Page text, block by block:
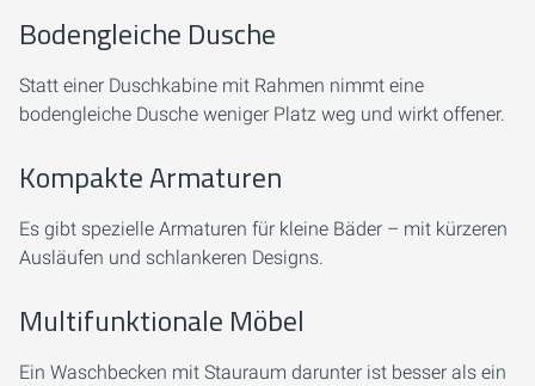
Bodengleiche Dusche
Statt einer Duschkabine mit Rahmen nimmt eine
bodengleiche Dusche weniger Platz weg und wirkt offener.
Kompakte Armaturen
Es gibt spezielle Armaturen für kleine Bäder – mit kürzeren
Ausläufen und schlankeren Designs.
Multifunktionale Möbel
Ein Waschbecken mit Stauraum darunter ist besser als ein